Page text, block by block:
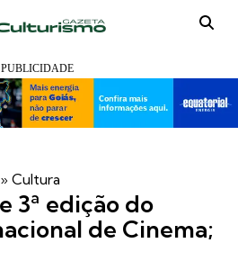
» Cultura
3ª edição do
de Cinema;